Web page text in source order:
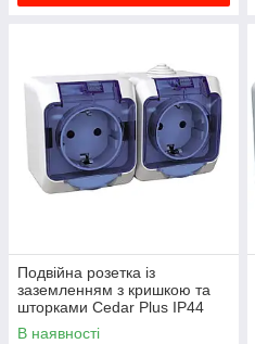
Подвійна розетка із
заземленням з кришкою та
шторками Cedar Plus IP44
білий WDE000525
В наявності